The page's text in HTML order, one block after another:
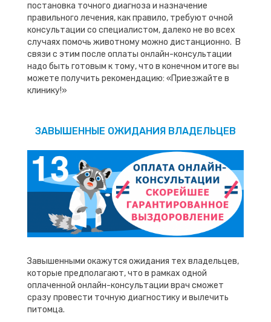
постановка точного диагноза и назначение
правильного лечения, как правило, требуют очной
консультации со специалистом, далеко не во всех
случаях помочь животному можно дистанционно. В
связи с этим после оплаты онлайн-консультации
надо быть готовым к тому, что в конечном итоге вы
можете получить рекомендацию: «Приезжайте в
клинику!»
ЗАВЫШЕННЫЕ ОЖИДАНИЯ ВЛАДЕЛЬЦЕВ
Завышенными окажутся ожидания тех владельцев,
которые предполагают, что в рамках одной
оплаченной онлайн-консультации врач сможет
сразу провести точную диагностику и вылечить
питомца.